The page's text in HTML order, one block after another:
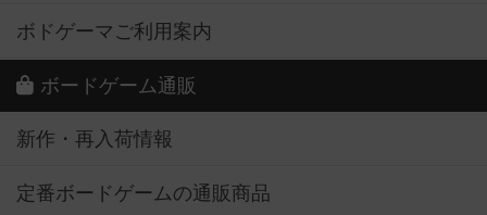
ボドゲーマご利用案内
ボードゲーム通販
新作・再入荷情報
定番ボードゲームの通販商品